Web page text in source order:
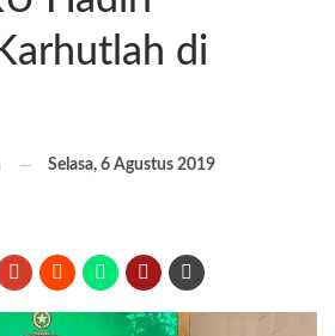
di
Selasa, 6 Agustus 2019